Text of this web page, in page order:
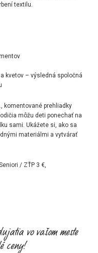
textilu.
kvetov – výsledná spoločná
komentované prehliadky
môžu deti ponechať na
sami. Ukážete si, ako sa
materiálmi a vytvárať
/ ZŤP 3 €,